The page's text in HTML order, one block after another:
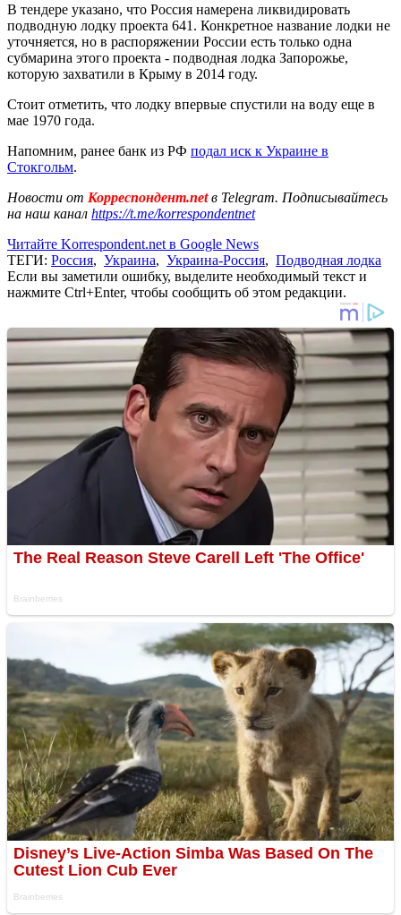
В тендере указано, что Россия намерена ликвидировать
подводную лодку проекта 641. Конкретное название лодки не
уточняется, но в распоряжении России есть только одна
субмарина этого проекта - подводная лодка Запорожье,
которую захватили в Крыму в 2014 году.
Стоит отметить, что лодку впервые спустили на воду еще в
мае 1970 года.
Напомним, ранее банк из РФ подал иск к Украине в
Стокгольм.
Новости от Корреспондент.netв Telegram. Подписывайтесь
на наш канал https://t.me/korrespondentnet
Читайте Korrespondent.net в Google News
ТЕГИ: Россия, Украина, Украина-Россия, Подводная лодка
Если вы заметили ошибку, выделите необходимый текст и
нажмите Ctrl+Enter, чтобы сообщить об этом редакции.